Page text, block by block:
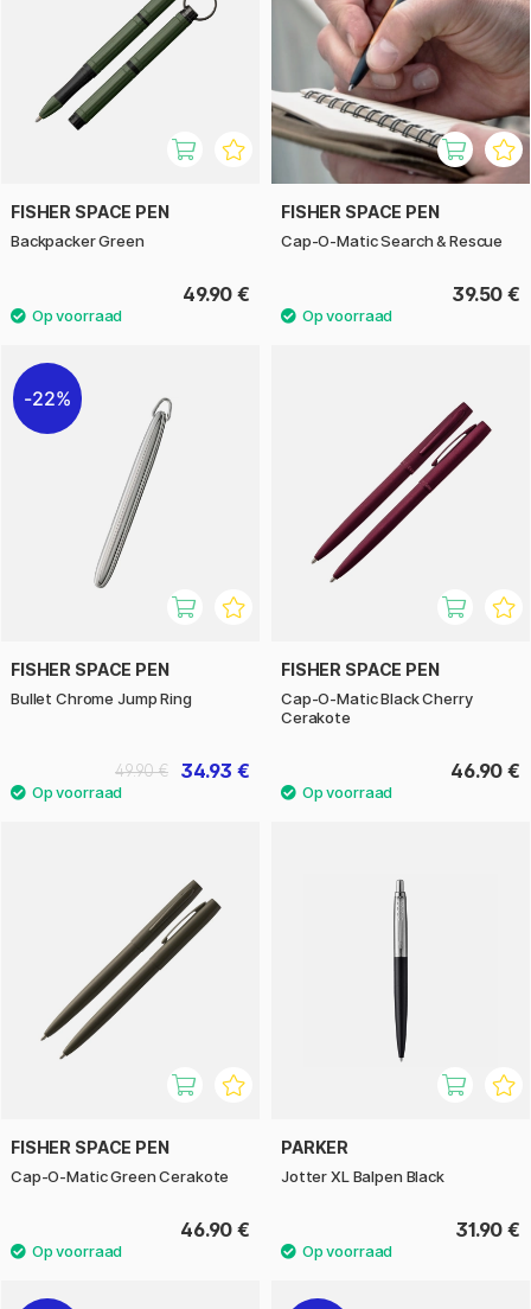
FISHER SPACE PEN
Backpacker Green
49.90 €
FISHER SPACE PEN
Cap-O-Matic Search & Rescue
39.50 €
22%
FISHER SPACE PEN
Bullet Chrome Jump Ring
34.93 €
49.90 €
FISHER SPACE PEN
Cap-O-Matic Black Cherry
Cerakote
46.90 €
FISHER SPACE PEN
Cap-O-Matic Green Cerakote
46.90 €
PARKER
Jotter XL Balpen Black
31.90 €